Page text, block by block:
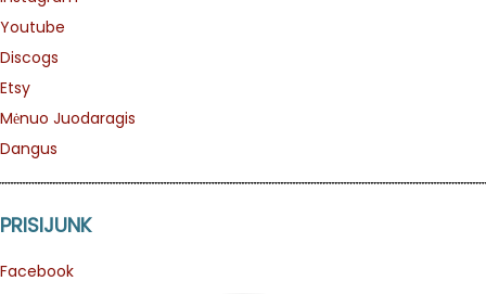
Youtube
Discogs
Etsy
Mėnuo Juodaragis
Dangus
PRISIJUNK
Facebook